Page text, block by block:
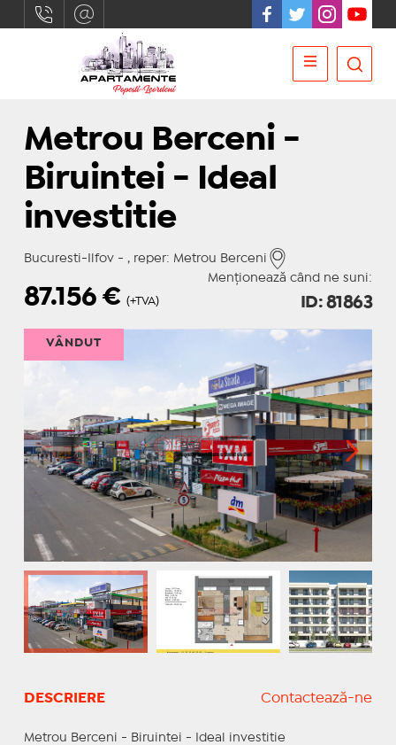
Metrou Berceni -
Biruintei - Ideal
investitie
Bucuresti-Ilfov - , reper: Metrou Berceni
Menționează când ne suni:
87.156€ (+TVA) ID: 81863
VÂNDUT
DESCRIERE Contactează-ne
Metrou Berceni - Biruintei - Ideal investitie